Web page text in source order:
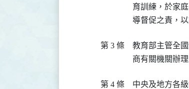
育訓練，於家
導督促之責，
第 3 條
教育部主管全
商有關機關辦理
第 4 條
中央及地方各